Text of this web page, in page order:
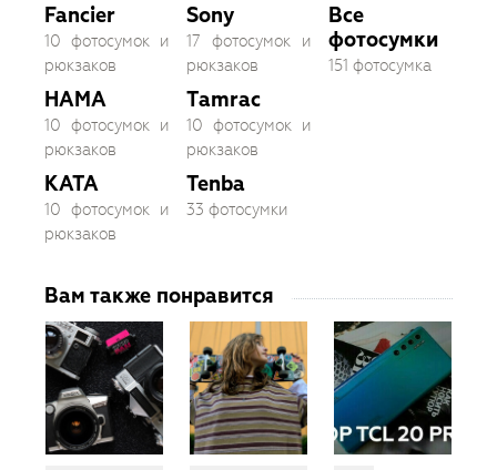
Fancier
10 фотосумок и
рюкзаков
HAMA
10 фотосумок и
рюкзаков
KATA
10 фотосумок и
рюкзаков
Sony
17 фотосумок и
рюкзаков
Tamrac
10 фотосумок и
рюкзаков
Tenba
33 фотосумки
Все
фотосумки
151 фотосумка
Вам также понравится